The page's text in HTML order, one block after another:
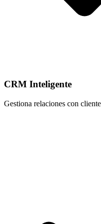
CRM Inteligente
Gestiona relaciones con